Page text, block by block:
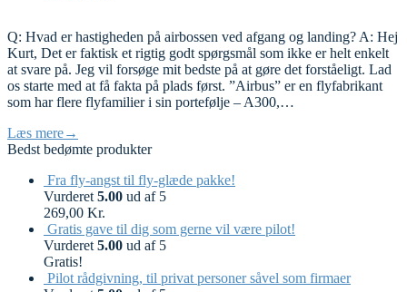
Q: Hvad er hastigheden på airbossen ved afgang og landing? A: Hej
Kurt, Det er faktisk et rigtig godt spørgsmål som ikke er helt enkelt
at svare på. Jeg vil forsøge mit bedste på at gøre det forståeligt. Lad
os starte med at få fakta på plads først. ”Airbus” er en flyfabrikant
som har flere flyfamilier i sin portefølje – A300,…
Læs mere→
Bedst bedømte produkter
Fra fly-angst til fly-glæde pakke!
Vurderet 5.00 ud af 5
269,00 Kr.
Gratis gave til dig som gerne vil være pilot!
Vurderet 5.00 ud af 5
Gratis!
Pilot rådgivning, til privat personer såvel som firmaer